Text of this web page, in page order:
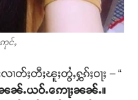
င်ႇ
တ်ႈတီႈၽူႈတွႆႇႁွၵ်ႈဝႃႈ – “
ၼ်ႉယဝ်ႉဢေႃႈၼၼ်ႉ။